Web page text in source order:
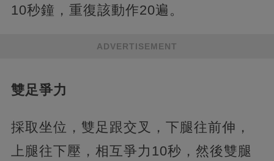
10秒鐘，重復該動作20遍。
ADVERTISEMENT
雙足爭力
採取坐位，雙足跟交叉，下腿往前伸，
上腿往下壓，相互爭力10秒，然後雙腿